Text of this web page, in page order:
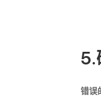
5.
错误